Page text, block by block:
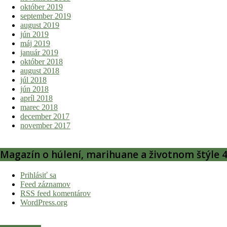
október 2019
september 2019
august 2019
jún 2019
máj 2019
január 2019
október 2018
august 2018
júl 2018
jún 2018
apríl 2018
marec 2018
december 2017
november 2017
Magazín o húlení, marihuane a životnom štýle
Prihlásiť sa
Feed záznamov
RSS feed komentárov
WordPress.org